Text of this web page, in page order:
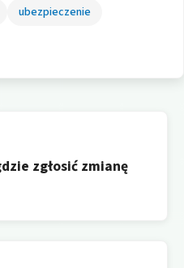
ubezpieczenie
zgłosić zmianę